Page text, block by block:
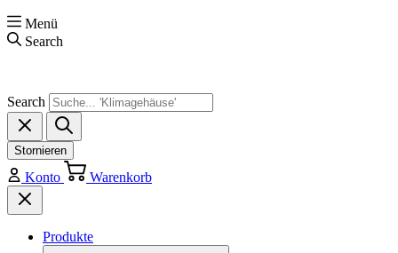
Menü
Search
Search
Stornieren
Konto Warenkorb
Produkte